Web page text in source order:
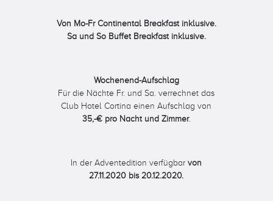
Von Mo-Fr Continental Breakfast inklusive.
Sa und So Buffet Breakfast inklusive.
Wochenend-Aufschlag
Für die Nächte Fr. und Sa. verrechnet das
Club Hotel Cortina einen Aufschlag von
35,-€ pro Nacht und Zimmer.
In der Adventedition verfügbarvon
27.11.2020 bis 20.12.2020.